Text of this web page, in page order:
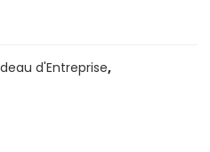
d'Entreprise,